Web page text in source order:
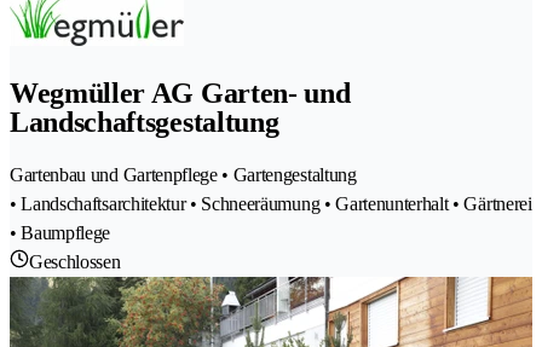
Wegmüller AG Garten- und
Landschaftsgestaltung
Gartenbau und Gartenpflege • Gartengestaltung
• Landschaftsarchitektur • Schneeräumung • Gartenunterhalt • Gärtnerei
• Baumpflege
Geschlossen